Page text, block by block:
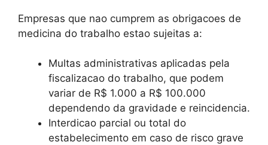
Empresas que nao cumprem as obrigacoes de
medicina do trabalho estao sujeitas a:
Multas administrativas aplicadas pela
fiscalizacao do trabalho, que podem
variar de R$ 1.000 a R$ 100.000
dependendo da gravidade e reincidencia.
Interdicao parcial ou total do
estabelecimento em caso de risco grave